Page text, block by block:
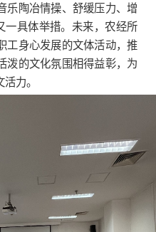
乐陶冶情操、舒缓压力、增
一具体举措。未来，农经所
工身心发展的文体活动，推
泼的文化氛围相得益彰，为
力。